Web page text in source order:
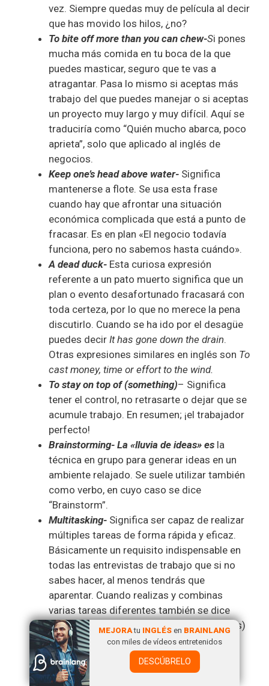
vez. Siempre quedas muy de película al decir
que has movido los hilos, ¿no?
To bite off more than you can chew-Si pones
mucha más comida en tu boca de la que
puedes masticar, seguro que te vas a
atragantar. Pasa lo mismo si aceptas más
trabajo del que puedes manejar o si aceptas
un proyecto muy largo y muy difícil. Aquí se
traduciría como “Quién mucho abarca, poco
aprieta”, solo que aplicado al inglés de
negocios.
Keep one’s head above water- Significa
mantenerse a flote. Se usa esta frase
cuando hay que afrontar una situación
económica complicada que está a punto de
fracasar. Es en plan «El negocio todavía
funciona, pero no sabemos hasta cuándo».
A dead duck- Esta curiosa expresión
referente a un pato muerto significa que un
plan o evento desafortunado fracasará con
toda certeza, por lo que no merece la pena
discutirlo. Cuando se ha ido por el desagüe
puedes decir It has gone down the drain.
Otras expresiones similares en inglés son To
cast money, time or effort to the wind.
To stay on top of (something)– Significa
tener el control, no retrasarte o dejar que se
acumule trabajo. En resumen; ¡el trabajador
perfecto!
Brainstorming- La «lluvia de ideas» es la
técnica en grupo para generar ideas en un
ambiente relajado. Se suele utilizar también
como verbo, en cuyo caso se dice
“Brainstorm”.
Multitasking- Significa ser capaz de realizar
múltiples tareas de forma rápida y eficaz.
Básicamente un requisito indispensable en
todas las entrevistas de trabajo que si no
sabes hacer, al menos tendrás que
aparentar. Cuando realizas y combinas
varias tareas diferentes también se dice
Wear many hats(Llevar muchos sombreros)
Cutting Edge-se usa para describir lo más
nuevo, lo más
cool, lo más moderno y
rompedor en el desarrollo de algo.
MEJORAtu INGLÉS en BRAINLANG
con miles de vídeos entretenidos
DESCÚBRELO